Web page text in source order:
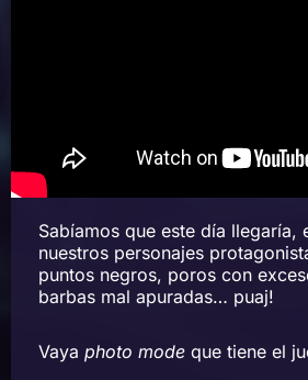
Sabíamos que este día llegaría,
nuestros personajes
puntos negros, poros con
barbas mal apuradas… puaj!
Vaya photo mode que tiene el